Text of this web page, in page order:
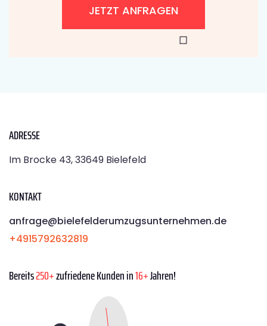
JETZT ANFRAGEN
ADRESSE
Im Brocke 43, 33649 Bielefeld
KONTAKT
anfrage@bielefelderumzugsunternehmen.de
+4915792632819
Bereits250+zufriedene Kunden in16+Jahren!